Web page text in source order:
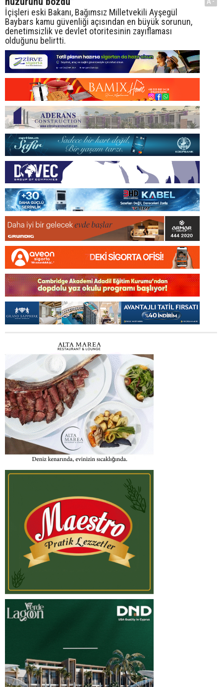
İçişleri eski Bakanı, Bağımsız Milletvekili Ayşegül
Baybars kamu güvenliği açısından en büyük sorunun,
denetimsizlik ve devlet otoritesinin zayıflaması
olduğunu belirtti.